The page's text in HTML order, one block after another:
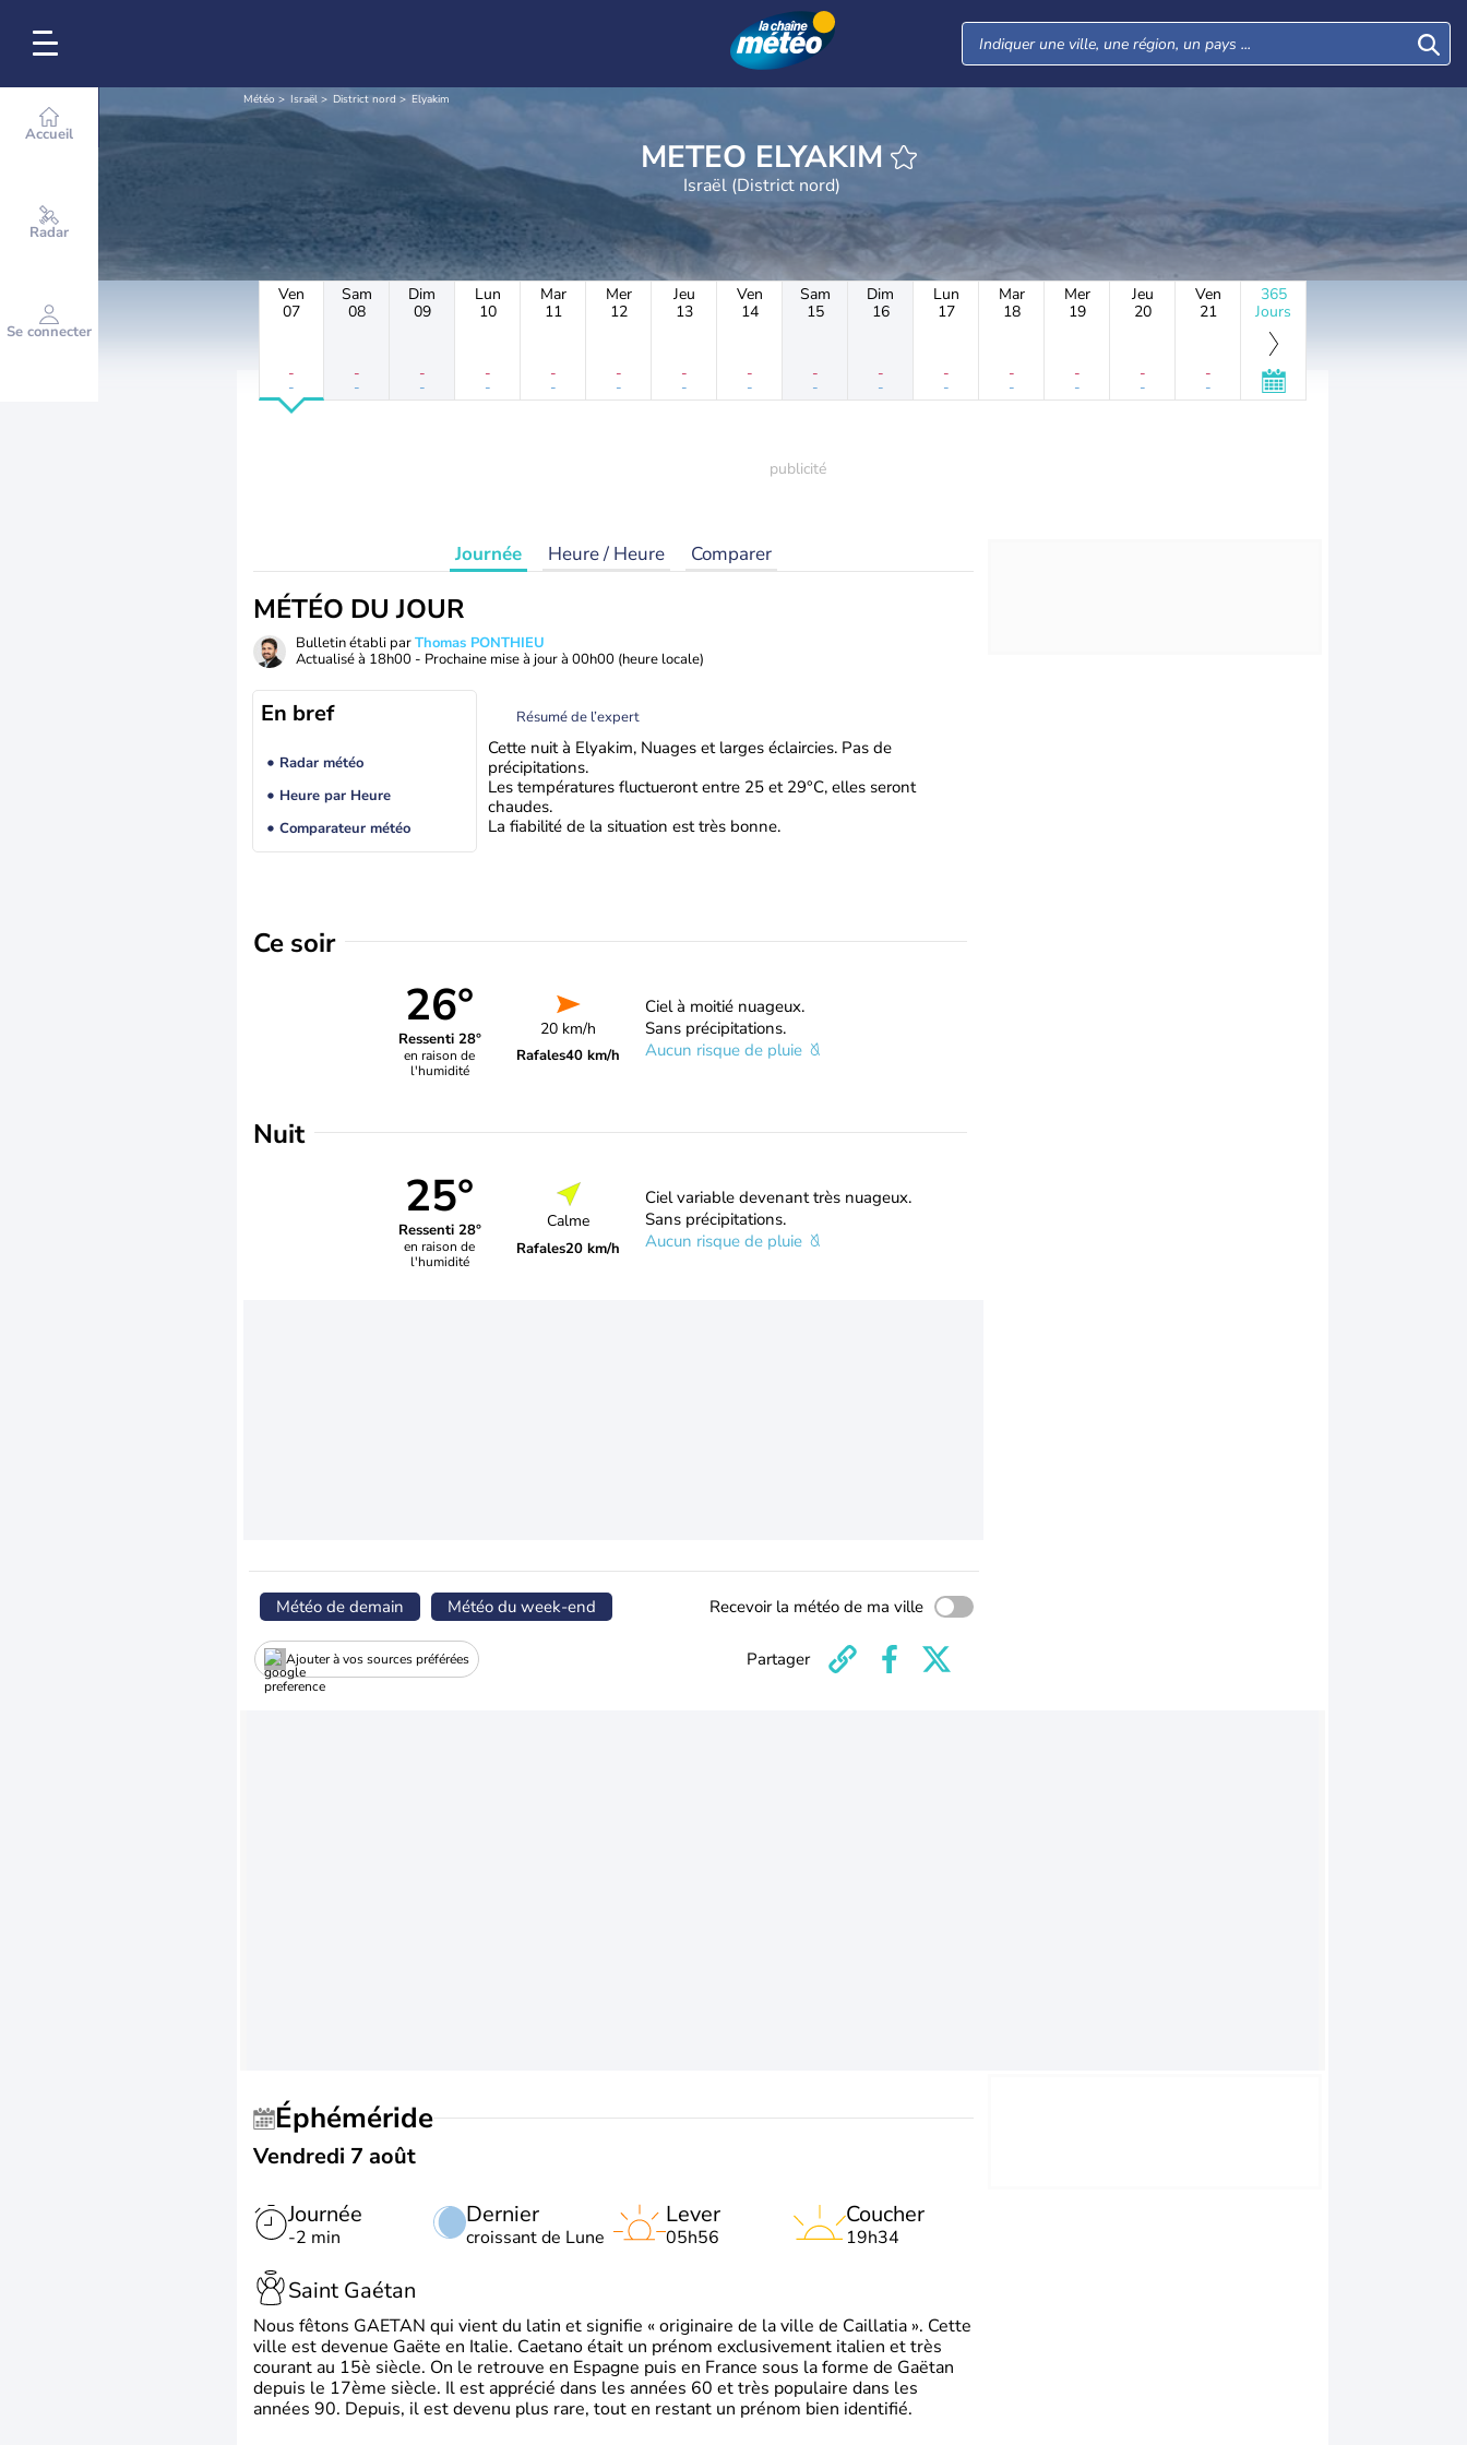
Accueil
Radar
Se connecter
Météo Israël District nord Elyakim
METEO ELYAKIM
Israël (District nord)
Ven
07
-
-
Sam
08
-
-
Dim
09
-
-
Lun
10
-
-
Mar
11
-
-
Mer
12
-
-
Jeu
13
-
-
Ven
14
-
-
Sam
15
-
-
Dim
16
-
-
Lun
17
-
-
Mar
18
-
-
Mer
19
-
-
Jeu
20
-
-
Ven
21
-
-
365
Jours
Journée Heure / Heure Comparer
MÉTÉO DU JOUR
Bulletin établi parThomas PONTHIEU
Actualisé à 18h00 - Prochaine mise à jour à 00h00 (heure locale)
En bref
Radar météo
Heure par Heure
Comparateur météo
Résumé de l’expert
Cette nuit à Elyakim, Nuages et larges éclaircies. Pas de
précipitations.
Les températures fluctueront entre 25 et 29°C, elles seront
chaudes.
La fiabilité de la situation est très bonne.
Ce soir
26°
Ressenti 28°
en raison de
l'humidité
20 km/h
Rafales40 km/h
Ciel à moitié nuageux.
Sans précipitations.
Aucun risque de pluie
Nuit
25°
Ressenti 28°
en raison de
l'humidité
Calme
Rafales20 km/h
Ciel variable devenant très nuageux.
Sans précipitations.
Aucun risque de pluie
Météo de demain Météo du week-end Recevoir la météo de ma ville
Ajouter à vos sources préférées Partager
Éphéméride
Vendredi 7 août
Journée
-2 min
Dernier
croissant de Lune
Lever
05h56
Coucher
19h34
Saint Gaétan
Nous fêtons GAETAN qui vient du latin et signifie « originaire de la ville de Caillatia ». Cette
ville est devenue Gaëte en Italie. Caetano était un prénom exclusivement italien et très
courant au 15è siècle. On le retrouve en Espagne puis en France sous la forme de Gaëtan
depuis le 17ème siècle. Il est apprécié dans les années 60 et très populaire dans les
années 90. Depuis, il est devenu plus rare, tout en restant un prénom bien identifié.